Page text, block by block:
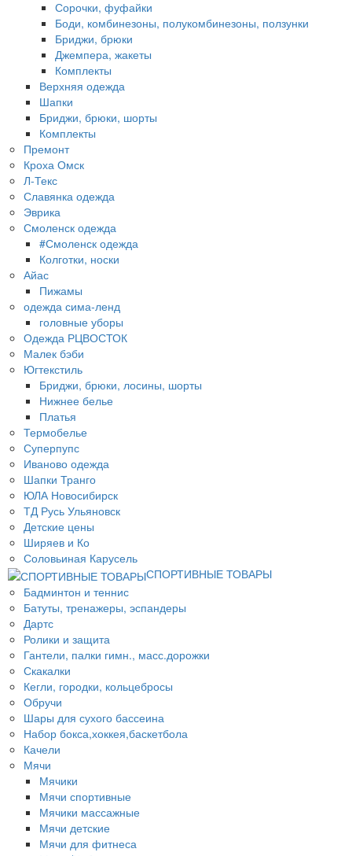
Сорочки, фуфайки
Боди, комбинезоны, полукомбинезоны, ползунки
Бриджи, брюки
Джемпера, жакеты
Комплекты
Верхняя одежда
Шапки
Бриджи, брюки, шорты
Комплекты
Премонт
Кроха Омск
Л-Текс
Славянка одежда
Эврика
Смоленск одежда
#Смоленск одежда
Колготки, носки
Айас
Пижамы
одежда сима-ленд
головные уборы
Одежда РЦВОСТОК
Малек бэби
Югтекстиль
Бриджи, брюки, лосины, шорты
Нижнее белье
Платья
Термобелье
Суперпупс
Иваново одежда
Шапки Транго
ЮЛА Новосибирск
ТД Русь Ульяновск
Детские цены
Ширяев и Ко
Соловьиная Карусель
СПОРТИВНЫЕ ТОВАРЫ
Бадминтон и теннис
Батуты, тренажеры, эспандеры
Дартс
Ролики и защита
Гантели, палки гимн., масс.дорожки
Скакалки
Кегли, городки, кольцебросы
Обручи
Шары для сухого бассеина
Набор бокса,хоккея,баскетбола
Качели
Мячи
Мячики
Мячи спортивные
Мячики массажные
Мячи детские
Мячи для фитнеса